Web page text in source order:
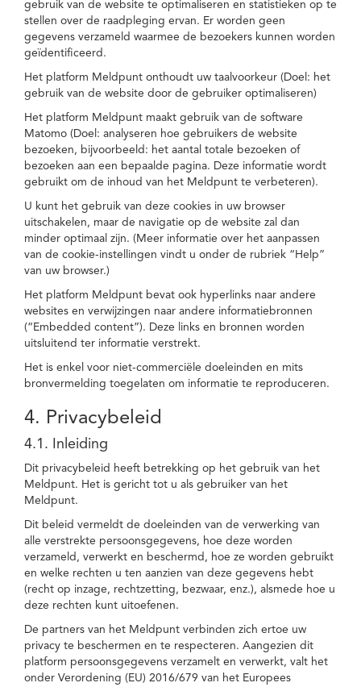
gebruik van de website te optimaliseren en statistieken op te
stellen over de raadpleging ervan. Er worden geen
gegevens verzameld waarmee de bezoekers kunnen worden
geïdentificeerd.
Het platform Meldpunt onthoudt uw taalvoorkeur (Doel: het
gebruik van de website door de gebruiker optimaliseren)
Het platform Meldpunt maakt gebruik van de software
Matomo (Doel: analyseren hoe gebruikers de website
bezoeken, bijvoorbeeld: het aantal totale bezoeken of
bezoeken aan een bepaalde pagina. Deze informatie wordt
gebruikt om de inhoud van het Meldpunt te verbeteren).
U kunt het gebruik van deze cookies in uw browser
uitschakelen, maar de navigatie op de website zal dan
minder optimaal zijn. (Meer informatie over het aanpassen
van de cookie-instellingen vindt u onder de rubriek “Help”
van uw browser.)
Het platform Meldpunt bevat ook hyperlinks naar andere
websites en verwijzingen naar andere informatiebronnen
(“Embedded content”). Deze links en bronnen worden
uitsluitend ter informatie verstrekt.
Het is enkel voor niet-commerciële doeleinden en mits
bronvermelding toegelaten om informatie te reproduceren.
4. Privacybeleid
4.1. Inleiding
Dit privacybeleid heeft betrekking op het gebruik van het
Meldpunt. Het is gericht tot u als gebruiker van het
Meldpunt.
Dit beleid vermeldt de doeleinden van de verwerking van
alle verstrekte persoonsgegevens, hoe deze worden
verzameld, verwerkt en beschermd, hoe ze worden gebruikt
en welke rechten u ten aanzien van deze gegevens hebt
(recht op inzage, rechtzetting, bezwaar, enz.), alsmede hoe u
deze rechten kunt uitoefenen.
De partners van het Meldpunt verbinden zich ertoe uw
privacy te beschermen en te respecteren. Aangezien dit
platform persoonsgegevens verzamelt en verwerkt, valt het
onder Verordening (EU) 2016/679 van het Europees